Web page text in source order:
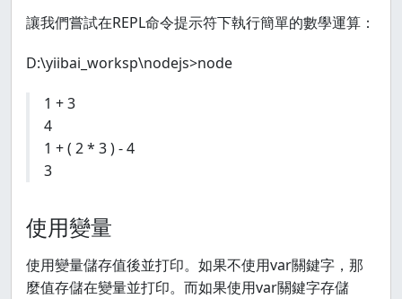
讓我們嘗試在REPL命令提示符下執行簡單的數學運算：
D:\yiibai_worksp\nodejs>node
1 + 3
4
1 + ( 2 * 3 ) - 4
3
使用變量
使用變量儲存值後並打印。如果不使用var關鍵字，那
麼值存儲在變量並打印。而如果使用var關鍵字存儲